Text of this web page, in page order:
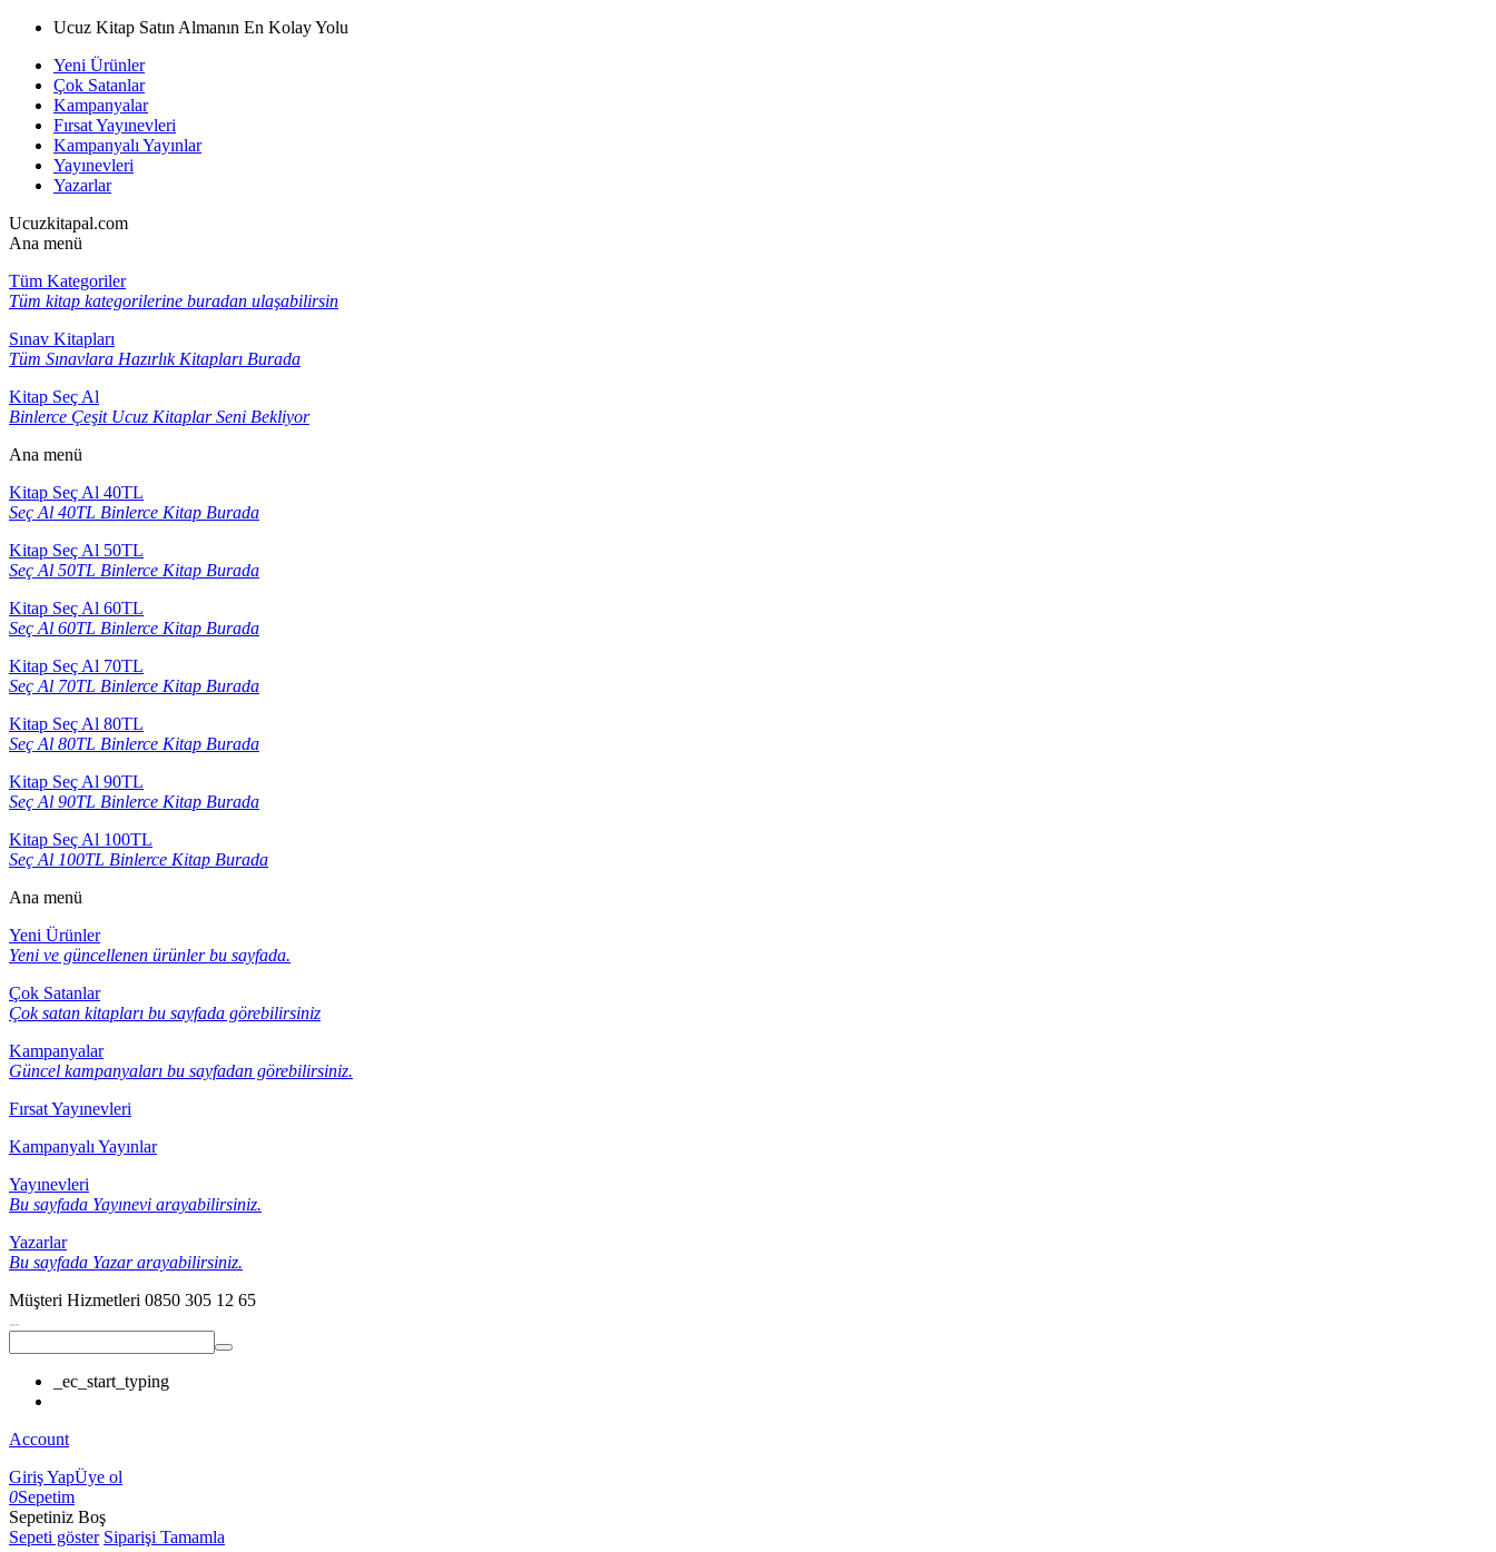
Ucuz Kitap Satın Almanın En Kolay Yolu
Yeni Ürünler
Çok Satanlar
Kampanyalar
Fırsat Yayınevleri
Kampanyalı Yayınlar
Yayınevleri
Yazarlar
Ucuzkitapal.com
Ana menü
Tüm Kategoriler
Tüm kitap kategorilerine buradan ulaşabilirsin
Sınav Kitapları
Tüm Sınavlara Hazırlık Kitapları Burada
Kitap Seç Al
Binlerce Çeşit Ucuz Kitaplar Seni Bekliyor
Ana menü
Kitap Seç Al 40TL
Seç Al 40TL Binlerce Kitap Burada
Kitap Seç Al 50TL
Seç Al 50TL Binlerce Kitap Burada
Kitap Seç Al 60TL
Seç Al 60TL Binlerce Kitap Burada
Kitap Seç Al 70TL
Seç Al 70TL Binlerce Kitap Burada
Kitap Seç Al 80TL
Seç Al 80TL Binlerce Kitap Burada
Kitap Seç Al 90TL
Seç Al 90TL Binlerce Kitap Burada
Kitap Seç Al 100TL
Seç Al 100TL Binlerce Kitap Burada
Ana menü
Yeni Ürünler
Yeni ve güncellenen ürünler bu sayfada.
Çok Satanlar
Çok satan kitapları bu sayfada görebilirsiniz
Kampanyalar
Güncel kampanyaları bu sayfadan görebilirsiniz.
Fırsat Yayınevleri
Kampanyalı Yayınlar
Yayınevleri
Bu sayfada Yayınevi arayabilirsiniz.
Yazarlar
Bu sayfada Yazar arayabilirsiniz.
Müşteri Hizmetleri 0850 305 12 65
_ec_start_typing
Account
Giriş YapÜye ol
0Sepetim
Sepetiniz Boş
Sepeti göster Siparişi Tamamla